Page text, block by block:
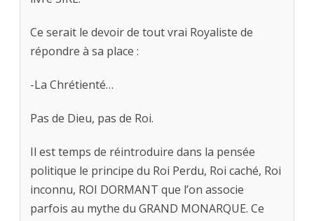
Ce serait le devoir de tout vrai Royaliste de
répondre à sa place :
-La Chrétienté…
Pas de Dieu, pas de Roi.
Il est temps de réintroduire dans la pensée
politique le principe du Roi Perdu, Roi caché, Roi
inconnu, ROI DORMANT que l’on associe
parfois au mythe du GRAND MONARQUE. Ce